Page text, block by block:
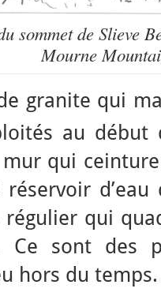
sommet de Slieve
Mourne
granite qui
au début
mur qui
régulier qui
sont des
hors du temps.